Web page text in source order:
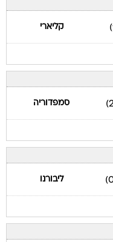
קליארי
סמפדוריה
ליבורנו